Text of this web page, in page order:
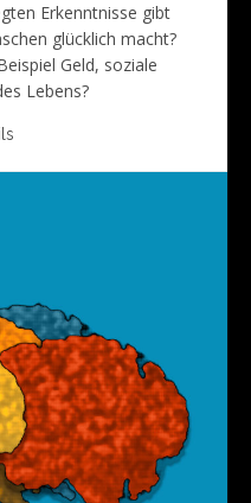
Erkenntnisse gibt
glücklich macht?
Geld, soziale
Lebens?